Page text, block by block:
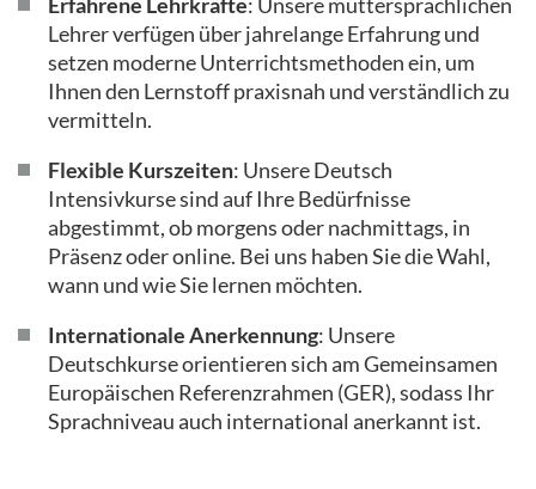
Lehrer verfügen über jahrelange Erfahrung und
setzen moderne Unterrichtsmethoden ein, um
Ihnen den Lernstoff praxisnah und verständlich zu
vermitteln.
Flexible Kurszeiten: Unsere Deutsch
Intensivkurse sind auf Ihre Bedürfnisse
abgestimmt, ob morgens oder nachmittags, in
Präsenz oder online. Bei uns haben Sie die Wahl,
wann und wie Sie lernen möchten.
Internationale Anerkennung: Unsere
Deutschkurse orientieren sich am Gemeinsamen
Europäischen Referenzrahmen (GER), sodass Ihr
Sprachniveau auch international anerkannt ist.